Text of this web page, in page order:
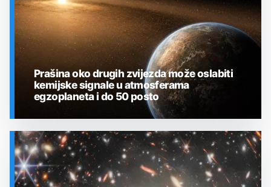
SVEMIR
Prašina oko drugih zvijezda može oslabiti
kemijske signale u atmosferama
egzoplaneta i do 50 posto